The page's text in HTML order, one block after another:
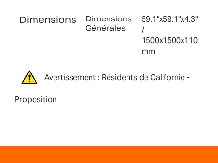
Dimensions
Dimensions
Générales
59.1"x59.1"x4.3"
/
1500x1500x110
mm
Avertissement : Résidents de Californie -
Proposition